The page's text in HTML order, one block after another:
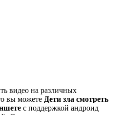
видео на различных
вы можете Дети зла смотреть
с поддержкой андроид